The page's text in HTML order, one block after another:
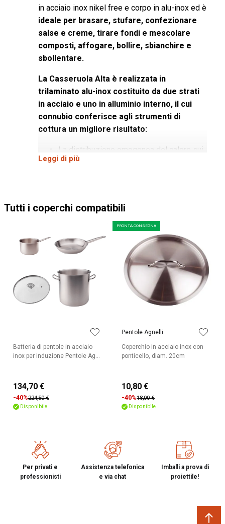
in acciaio inox nikel free e corpo in alu-inox ed è
ideale per brasare, stufare, confezionare
salse e creme, tirare fondi e mescolare
composti, affogare, bollire, sbianchire e
sbollentare.
La Casseruola Alta è realizzata in
trilaminato alu-inox costituito da due strati
in acciaio e uno in alluminio interno, il cui
connubio conferisce agli strumenti di
cottura un migliore risultato:
La distribuzione omogenea del calore sui
fianchi e in superficie omogenea
E' un materiale versatile infatti si adatta a
diverse tecniche di cottura
Ha un'ottima resistenza ad urti, shock
termici, abrasioni, corrosione
E’ lavabile in lavastoviglie
Spessore totale: 2,5mm
Leggi di più
Tutti i coperchi compatibili
Batteria di pentole in acciaio
inox per induzione Pentole Ag...
134,70 €
224,50 €
-40%
Disponibile
PRONTA CONSEGNA
Pentole Agnelli
Coperchio in acciaio inox con
ponticello, diam. 20cm
10,80 €
18,00 €
-40%
Disponibile
Per privati e
professionisti
Assistenza telefonica
e via chat
Imballi a prova di
proiettile!